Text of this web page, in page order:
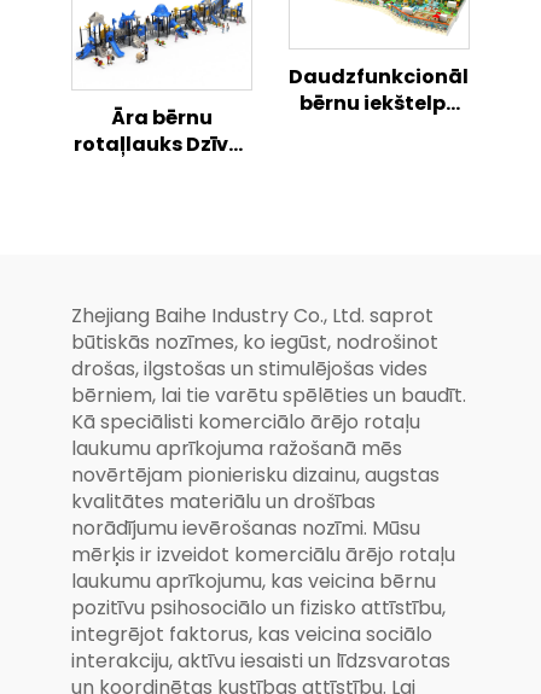
Āra bērnu
rotaļlauks Dzīves
Daudzfunkcionāla
bērnu iekštelpu
Zhejiang Baihe Industry Co., Ltd. saprot
būtiskās nozīmes, ko iegūst, nodrošinot
drošas, ilgstošas un stimulējošas vides
bērniem, lai tie varētu spēlēties un baudīt.
Kā speciālisti komerciālo ārējo rotaļu
laukumu aprīkojuma ražošanā mēs
novērtējam pionierisku dizainu, augstas
kvalitātes materiālu un drošības
norādījumu ievērošanas nozīmi. Mūsu
mērķis ir izveidot komerciālu ārējo rotaļu
laukumu aprīkojumu, kas veicina bērnu
pozitīvu psihosociālo un fizisko attīstību,
integrējot faktorus, kas veicina sociālo
interakciju, aktīvu iesaisti un līdzsvarotas
un koordinētas kustības attīstību. Lai